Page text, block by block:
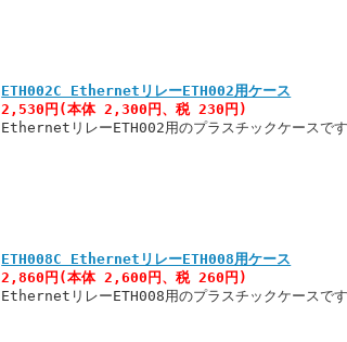
ETH002C EthernetリレーETH002用ケース
2,530円(本体 2,300円、税 230円)
EthernetリレーETH002用のプラスチックケースです
ETH008C EthernetリレーETH008用ケース
2,860円(本体 2,600円、税 260円)
EthernetリレーETH008用のプラスチックケースです